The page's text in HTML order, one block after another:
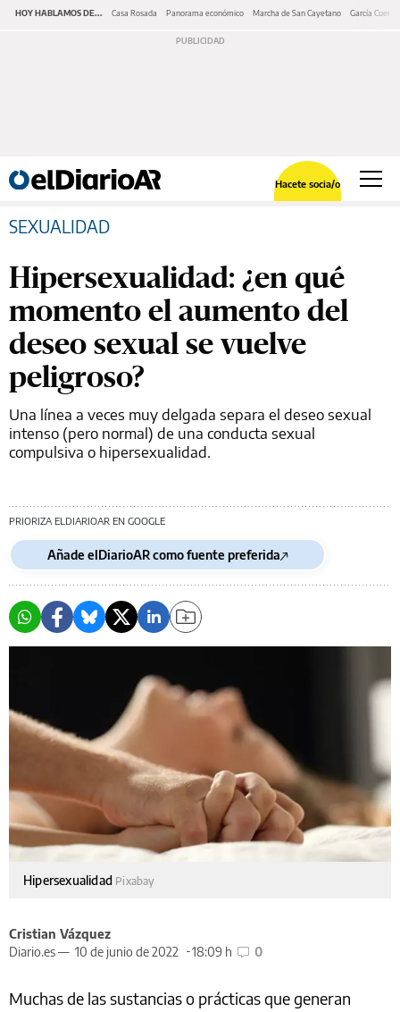
HOY HABLAMOS DE... Casa Rosada Panorama económico Marcha de San Cayetano García Cuerva
Hacete socia/o
SEXUALIDAD
Hipersexualidad: ¿en qué
momento el aumento del
deseo sexual se vuelve
peligroso?
Una línea a veces muy delgada separa el deseo sexual
intenso (pero normal) de una conducta sexual
compulsiva o hipersexualidad.
PRIORIZA ELDIARIOAR EN GOOGLE
Añade elDiarioAR como fuente preferida
Hipersexualidad Pixabay
Cristian Vázquez
Diario.es — 10 de junio de 2022 18:09 h 0
Muchas de las sustancias o prácticas que generan